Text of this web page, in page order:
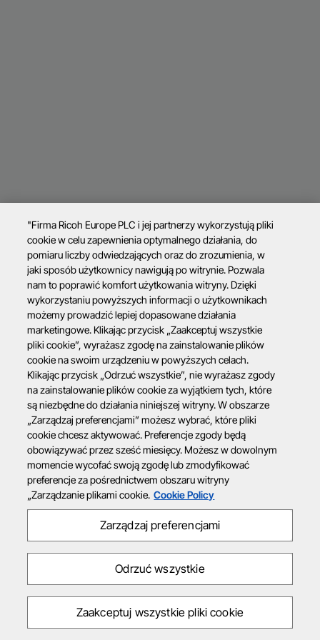
"Firma Ricoh Europe PLC i jej partnerzy wykorzystują pliki
cookie w celu zapewnienia optymalnego działania, do
pomiaru liczby odwiedzających oraz do zrozumienia, w
jaki sposób użytkownicy nawigują po witrynie. Pozwala
nam to poprawić komfort użytkowania witryny. Dzięki
wykorzystaniu powyższych informacji o użytkownikach
możemy prowadzić lepiej dopasowane działania
marketingowe. Klikając przycisk „Zaakceptuj wszystkie
pliki cookie”, wyrażasz zgodę na zainstalowanie plików
cookie na swoim urządzeniu w powyższych celach.
Klikając przycisk „Odrzuć wszystkie”, nie wyrażasz zgody
na zainstalowanie plików cookie za wyjątkiem tych, które
są niezbędne do działania niniejszej witryny. W obszarze
„Zarządzaj preferencjami” możesz wybrać, które pliki
cookie chcesz aktywować. Preferencje zgody będą
obowiązywać przez sześć miesięcy. Możesz w dowolnym
momencie wycofać swoją zgodę lub zmodyfikować
preferencje za pośrednictwem obszaru witryny
„Zarządzanie plikami cookie. Cookie Policy
Zarządzaj preferencjami
Odrzuć wszystkie
Zaakceptuj wszystkie pliki cookie